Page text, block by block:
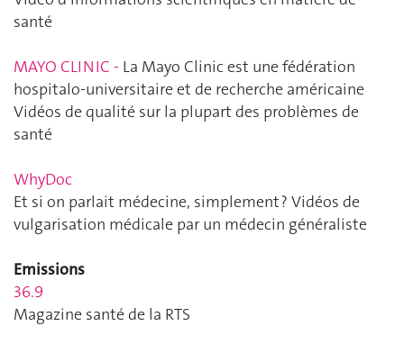
santé
MAYO CLINIC - La Mayo Clinic est une fédération
hospitalo-universitaire et de recherche américaine
Vidéos de qualité sur la plupart des problèmes de
santé
WhyDoc
Et si on parlait médecine, simplement ? Vidéos de
vulgarisation médicale par un médecin généraliste
Emissions
36.9
Magazine santé de la RTS